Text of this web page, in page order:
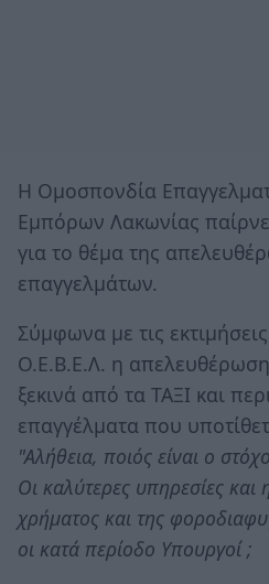
Η Ομοσπονδία
Εμπόρων Λακωνίας
για το θέμα της
επαγγελμάτων.
Σύμφωνα με τις
Ο.Ε.Β.Ε.Λ. η
ξεκινά από τα ΤΑΞΙ και
επαγγέλματα που
"Αλήθεια, ποιός είναι ο
Οι καλύτερες υπηρεσίες
χρήματος και της
οι κατά περίοδο Υπουργοί ;